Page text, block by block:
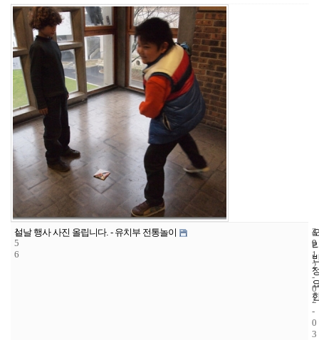
1
5
6
설날 행사 사진 올립니다. - 유치부 전통놀이
4
9
2
0
1
2
-
0
2
-
0
3